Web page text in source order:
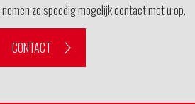
zo spoedig mogelijk contact met u op.
CONTACT